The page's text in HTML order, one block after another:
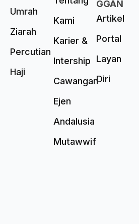
Umrah
Ziarah
Percutian
Haji
Kami
Karier &
Intership
Cawangan
Ejen
Andalusia
Mutawwif
GGAN
Artikel
Portal
Layan
Diri